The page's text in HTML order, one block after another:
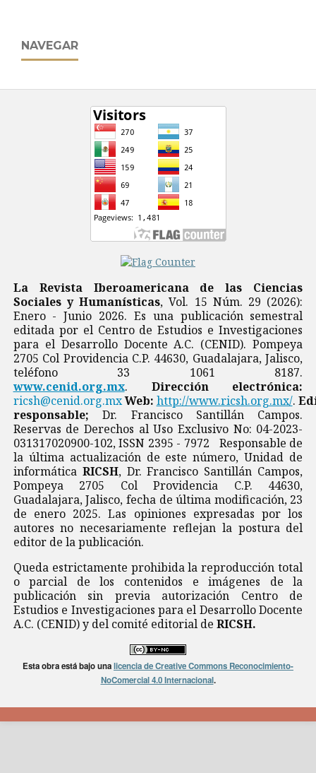
NAVEGAR
La Revista Iberoamericana de las Ciencias
Sociales y Humanísticas, Vol. 15 Núm. 29 (2026):
Enero - Junio 2026. Es una publicación semestral
editada por el Centro de Estudios e Investigaciones
para el Desarrollo Docente A.C. (CENID). Pompeya
2705 Col Providencia C.P. 44630, Guadalajara, Jalisco,
teléfono 33 1061 8187.
www.cenid.org.mx. Dirección electrónica:
ricsh@cenid.org.mxWeb: http://www.ricsh.org.mx/.
responsable; Dr. Francisco Santillán Campos.
Reservas de Derechos al Uso Exclusivo No: 04-2023-
031317020900-102, ISSN 2395 - 7972 Responsable de
la última actualización de este número, Unidad de
informática RICSH, Dr. Francisco Santillán Campos,
Pompeya 2705 Col Providencia C.P. 44630,
Guadalajara, Jalisco, fecha de última modificación, 23
de enero 2025. Las opiniones expresadas por los
autores no necesariamente reflejan la postura del
editor de la publicación.
Queda estrictamente prohibida la reproducción total
o parcial de los contenidos e imágenes de la
publicación sin previa autorización Centro de
Estudios e Investigaciones para el Desarrollo Docente
A.C. (CENID) y del comité editorial de RICSH.
Esta obra está bajo unalicencia de Creative Commons Reconocimiento-
NoComercial 4.0 Internacional.